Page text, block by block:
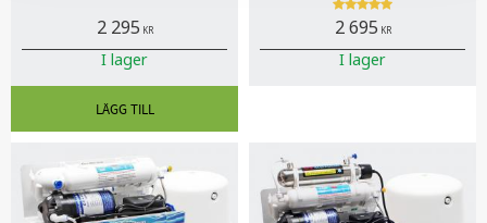
2 295 KR
I lager
familjen med upp till 6
personer inklusive matlagning.
2 695 KR
I lager